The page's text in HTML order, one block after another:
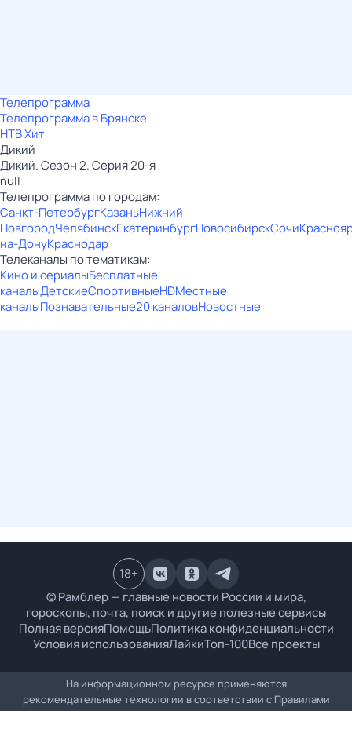
Телепрограмма
Телепрограмма в Брянске
НТВ Хит
Дикий
Дикий. Сезон 2. Серия 20-я
null
Телепрограмма по городам:
Санкт-ПетербургКазаньНижний
НовгородЧелябинскЕкатеринбургНовосибирскСочи
на-ДонуКраснодар
Телеканалы по тематикам:
Кино и сериалыБесплатные
каналыДетскиеСпортивныеHDМестные
каналыПознавательные20 каналовНовостные
© Рамблер — главные новости России и мира,
гороскопы, почта, поиск и другие полезные сервисы
Полная версияПомощьПолитика конфиденциальности
Условия использованияЛайкиТоп-100Все проекты
18+
На информационном ресурсе применяются
рекомендательные технологии в соответствии с Правилами